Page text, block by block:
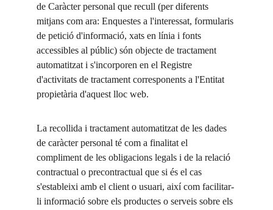
de Caràcter personal que recull (per diferents
mitjans com ara: Enquestes a l'interessat, formularis
de petició d'informació, xats en línia i fonts
accessibles al públic) són objecte de tractament
automatitzat i s'incorporen en el Registre
d'activitats de tractament corresponents a l'Entitat
propietària d'aquest lloc web.
La recollida i tractament automatitzat de les dades
de caràcter personal té com a finalitat el
compliment de les obligacions legals i de la relació
contractual o precontractual que si és el cas
s'estableixi amb el client o usuari, així com facilitar-
li informació sobre els productes o serveis sobre els